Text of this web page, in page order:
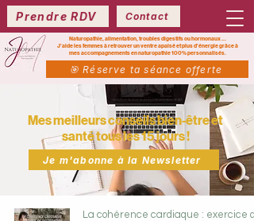
Prendre RDV Contact
Naturopathie, alimentation, troubles digestifs ou hormonaux ...
J’aide les femmes à retrouver un ventre apaisé et plus d’énergie grâce à
mesaccompagnements en naturopathie 100% personnalisés.
🎯 Réserve ta séance offerte
Mes meilleurs conseils bien-être et
santé tous les 15 jours !
Je m'abonne à la Newsletter
La cohérence cardiaque : exercice